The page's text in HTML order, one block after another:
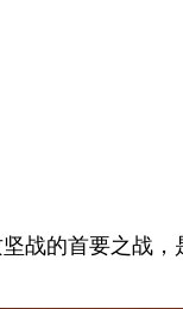
战的首要之战，